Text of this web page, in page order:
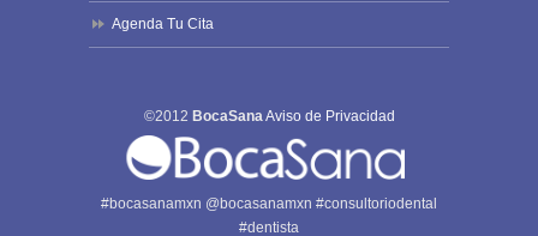
Agenda Tu Cita
©2012 BocaSanaAviso de Privacidad
#bocasanamxn @bocasanamxn #consultoriodental
#dentista